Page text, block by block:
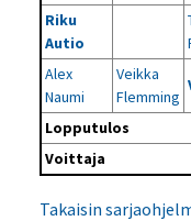
Riku
Autio
Alex
Naumi
Veikka
Flemming
Lopputulos
Voittaja
Takaisin